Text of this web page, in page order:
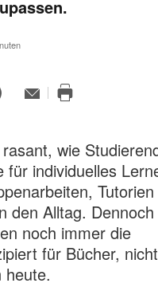
Auf
E-
drucken
wie
individuelles
den Alltag. Dennoch
noch immer die
für Bücher,
heute.